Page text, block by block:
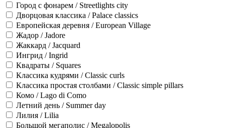
Город с фонарем / Streetlights city
Дворцовая классика / Palace classics
Европейская деревня / European Village
Жадор / Jadore
Жаккард / Jacquard
Ингрид / Ingrid
Квадраты / Squares
Классика кудрями / Classic curls
Классика простая столбами / Classic simple pillars
Комо / Lago di Como
Летний день / Summer day
Лилия / Lilia
Большой мегаполис / Megalopolis